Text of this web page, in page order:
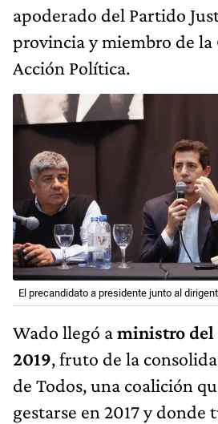
apoderado del Partido
provincia​ y miembro de la
Acción Política.
El precandidato a presidente junto al
Wado llegó aministro
2019, fruto de la
de Todos, una coalición
gestarse en 2017 y donde